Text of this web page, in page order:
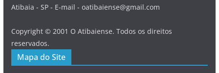
Atibaia - SP - E-mail - oatibaiense@gmail.com
Copyright © 2001 O Atibaiense. Todos os direitos
reservados.
Mapa do Site